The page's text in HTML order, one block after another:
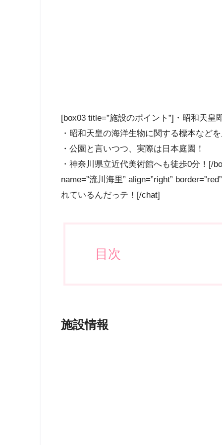
[box03 title=”施設のポイント”]・昭和天皇
・昭和天皇の海洋生物に関する標本など
・公園と言いつつ、実際は日本庭園！
・神奈川県立近代美術館へも徒歩0分！[/
name=”流川海里” align=”right”
れているんだっテ！[/chat]
目次
施設情報